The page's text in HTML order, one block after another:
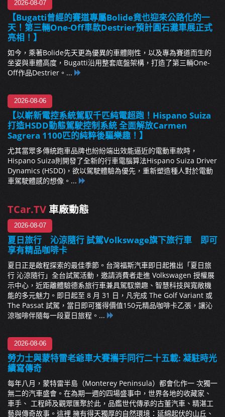
2026-08-07
【Bugatti曾經的賽道專屬Bolide竟也迎來公路化的一
天！第三輛One-Off車款Destrier預計圓石灘車展正式
亮相！】
如今，乘著Bolide先天更為優異的車體剛性，以及專為賽道而生的
坐姿與車體高度，Bugatti沿用整套底盤架構，打造了第三輛One-
Off作品Destrier。...
2026-08-06
【以嶄新電控系統駕馭千匹純電超跑！Hispano Suiza
打造HSDD動態駕駛控制系統 全面解放Carmen
Sagrera 1100匹的純粹後驅樂趣！】
尤其當眾多傳統跑車品牌也紛紛端出效能逼近的電動車款時，
Hispano Suiza則開發了全新的行車電腦算法Hispano Suiza Driver
Dynamics (HSDD)，欲以駕駛體驗為優先，重新塑造種人對於電動
車駕駛體感的想像。...
TCar.TV 車廠動態
2026-08-07
夏日旅行 沁涼隨行 試駕Volkswage旗下旅行車 即可
享有精品咖啡卡
夏日正是啟程探索的最佳季節。台灣福斯汽車即日起推出「夏日旅
行 沁涼隨行」全台試駕活動，邀請消費者走進 Volkswagen 授權展
示中心，近距離體驗德系旅行車兼具駕馭樂趣、智慧科技與寬敞機
能的多元魅力。即日起至 8 月 31 日，凡完成 The Golf Variant 或
The Passat 試駕，當日即可獲得價值150元精品咖啡卡乙張，讓沁
涼咖啡伴隨每一段夏日旅程。...
2026-08-06
勞力士與蒙特雷老爺車大賽攜手同行二十五載: 凝駐時光
續寫傳奇
每年八月，蒙特雷半島（Monterey Peninsula）都會化作一 次獨一
無二的汽車盛會。在為期一週的四場盛事中，世界各地的收藏家、
車手、 工程師及觀眾匯聚於此，品鑑世代傳承的古董汽車、精湛工
藝與傳奇故事。這裡 擁有得天獨厚的自然環境：延綿起伏的山丘、